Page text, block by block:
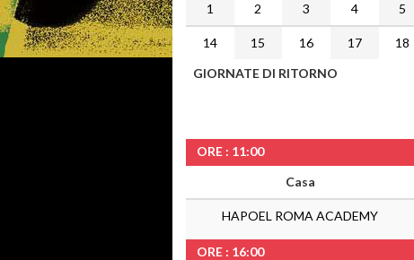
1
2 3 4 5
14 15 16 17 18
GIORNATE DI RITORNO
ORE : 11:00
Casa
HAPOEL ROMA ACADEMY
ORE : 16:00